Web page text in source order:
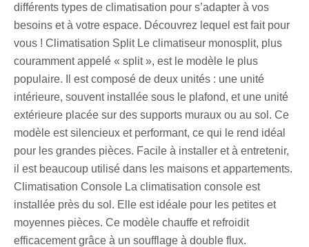
différents types de climatisation pour s’adapter à vos
besoins et à votre espace. Découvrez lequel est fait pour
vous ! Climatisation Split Le climatiseur monosplit, plus
couramment appelé « split », est le modèle le plus
populaire. Il est composé de deux unités : une unité
intérieure, souvent installée sous le plafond, et une unité
extérieure placée sur des supports muraux ou au sol. Ce
modèle est silencieux et performant, ce qui le rend idéal
pour les grandes pièces. Facile à installer et à entretenir,
il est beaucoup utilisé dans les maisons et appartements.
Climatisation Console La climatisation console est
installée près du sol. Elle est idéale pour les petites et
moyennes pièces. Ce modèle chauffe et refroidit
efficacement grâce à un soufflage à double flux.